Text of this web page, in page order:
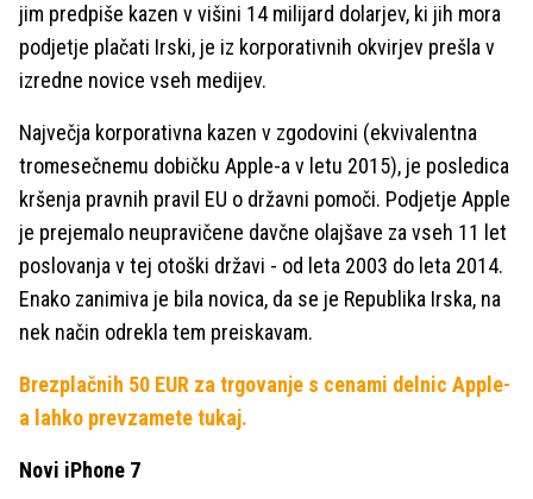
jim predpiše kazen v višini 14 milijard dolarjev, ki jih mora
podjetje plačati Irski, je iz korporativnih okvirjev prešla v
izredne novice vseh medijev.
Največja korporativna kazen v zgodovini (ekvivalentna
tromesečnemu dobičku Apple-a v letu 2015), je posledica
kršenja pravnih pravil EU o državni pomoči. Podjetje Apple
je prejemalo neupravičene davčne olajšave za vseh 11 let
poslovanja v tej otoški državi - od leta 2003 do leta 2014.
Enako zanimiva je bila novica, da se je Republika Irska, na
nek način odrekla tem preiskavam.
Brezplačnih 50 EUR za trgovanje s cenami delnic Apple-
a lahko prevzamete tukaj.
Novi iPhone 7